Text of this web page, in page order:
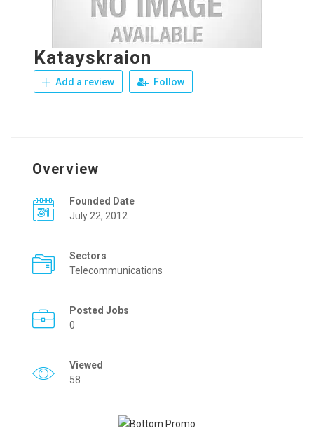
Katayskraion
Add a review Follow
Overview
Founded Date
July 22, 2012
Sectors
Telecommunications
Posted Jobs
0
Viewed
58